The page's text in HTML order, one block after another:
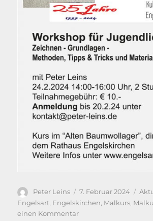
Autor
Peter Leins
Veröffentlicht
am
7. Februar 2024
Engelsart, Engelskirchen, Malkurs,
einen Kommentarzu